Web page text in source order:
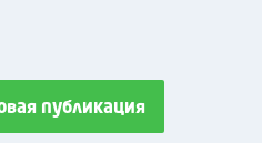
публикация